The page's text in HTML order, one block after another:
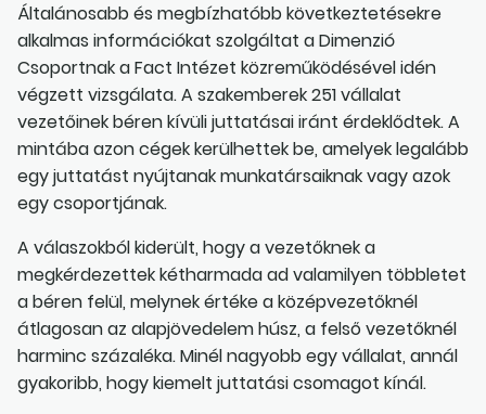
Általánosabb és megbízhatóbb következtetésekre
alkalmas információkat szolgáltat a Dimenzió
Csoportnak a Fact Intézet közreműködésével idén
végzett vizsgálata. A szakemberek 251 vállalat
vezetőinek béren kívüli juttatásai iránt érdeklődtek. A
mintába azon cégek kerülhettek be, amelyek legalább
egy juttatást nyújtanak munkatársaiknak vagy azok
egy csoportjának.
A válaszokból kiderült, hogy a vezetőknek a
megkérdezettek kétharmada ad valamilyen többletet
a béren felül, melynek értéke a középvezetőknél
átlagosan az alapjövedelem húsz, a felső vezetőknél
harminc százaléka. Minél nagyobb egy vállalat, annál
gyakoribb, hogy kiemelt juttatási csomagot kínál.